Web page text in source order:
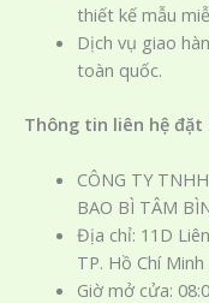
thiết kế mẫu
Dịch vụ giao
toàn quốc.
Thông tin liên hệ đặt
CÔNG TY
BAO BÌ TÂM
Địa chỉ: 11D
TP. Hồ Chí Minh
Giờ mở cửa: